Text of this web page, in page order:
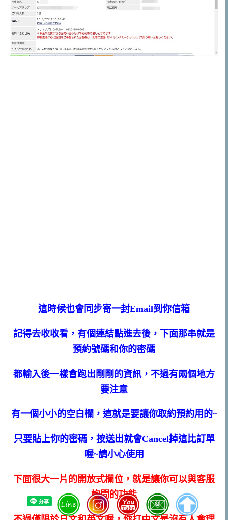
這時候也會同步寄一封Email到你信箱
記得去收收看，有個連結點進去後，下面那串就是
預約號碼和你的密碼
都輸入後一樣會跑出剛剛的資訊，不過有兩個地方
要注意
有一個小小的空白欄，這就是要讓你取約預約用的~
只要貼上你的密碼，按送出就會Cancel掉這比訂單
喔~請小心使用
下面很大一片的開放式欄位，就是讓你可以與客服
詢問的功能